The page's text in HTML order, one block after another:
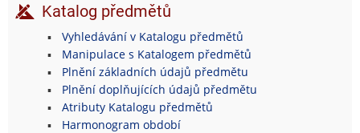
Katalog předmětů
Vyhledávání v Katalogu předmětů
Manipulace s Katalogem předmětů
Plnění základních údajů předmětu
Plnění doplňujících údajů předmětu
Atributy Katalogu předmětů
Harmonogram období